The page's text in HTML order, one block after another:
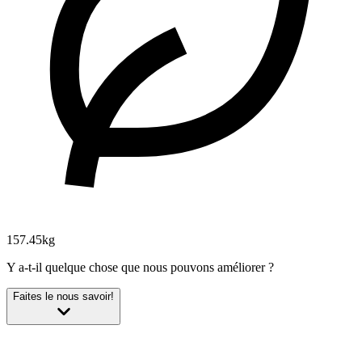
157.45kg
Y a-t-il quelque chose que nous pouvons améliorer ?
Faites le nous savoir!